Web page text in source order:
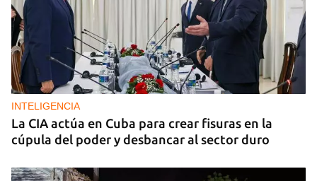
INTELIGENCIA
La CIA actúa en Cuba para crear fisuras en la
cúpula del poder y desbancar al sector duro